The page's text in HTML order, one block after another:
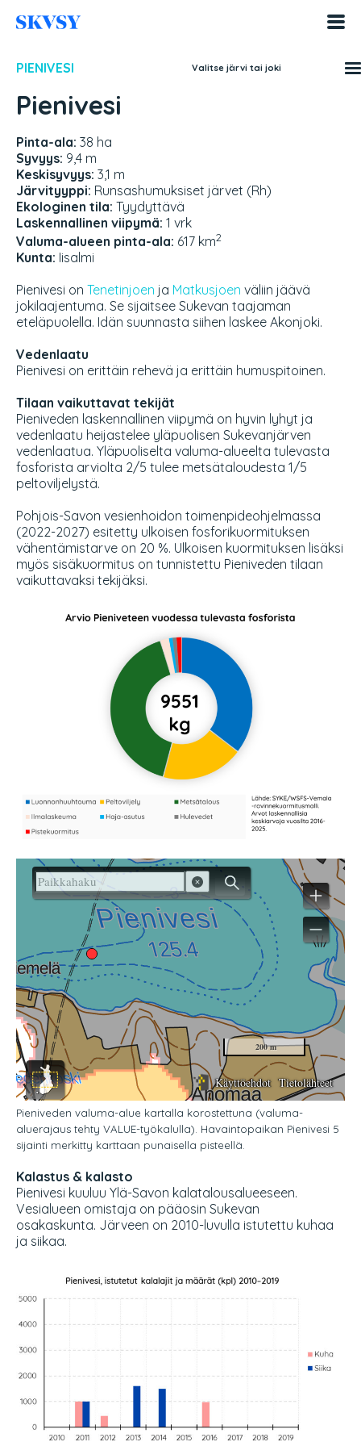
sisältöön
PIENIVESI Valitse järvi tai joki
Pienivesi
Pinta-ala: 38 ha
Syvyys: 9,4 m
Keskisyvyys: 3,1 m
Järvityyppi: Runsashumuksiset järvet (Rh)
Ekologinen tila: Tyydyttävä
Laskennallinen viipymä: 1 vrk
Valuma-alueen pinta-ala: 617 km2
Kunta: Iisalmi
Pienivesi on Tenetinjoen ja Matkusjoen väliin jäävä
jokilaajentuma. Se sijaitsee Sukevan taajaman
eteläpuolella. Idän suunnasta siihen laskee Akonjoki.
Vedenlaatu
Pienivesi on erittäin rehevä ja erittäin humuspitoinen.
Tilaan vaikuttavat tekijät
Pieniveden laskennallinen viipymä on hyvin lyhyt ja
vedenlaatu heijastelee yläpuolisen Sukevanjärven
vedenlaatua. Yläpuoliselta valuma-alueelta tulevasta
fosforista arviolta 2/5 tulee metsätaloudesta 1/5
peltoviljelystä.
Pohjois-Savon vesienhoidon toimenpideohjelmassa
(2022-2027) esitetty ulkoisen fosforikuormituksen
vähentämistarve on 20 %. Ulkoisen kuormituksen lisäksi
myös sisäkuormitus on tunnistettu Pieniveden tilaan
vaikuttavaksi tekijäksi.
Pieniveden valuma-alue kartalla korostettuna (valuma-
aluerajaus tehty VALUE-työkalulla). Havaintopaikan Pienivesi 5
sijainti merkitty karttaan punaisella pisteellä.
Kalastus & kalasto
Pienivesi kuuluu Ylä-Savon kalatalousalueeseen.
Vesialueen omistaja on pääosin Sukevan
osakaskunta. Järveen on 2010-luvulla istutettu kuhaa
ja siikaa.